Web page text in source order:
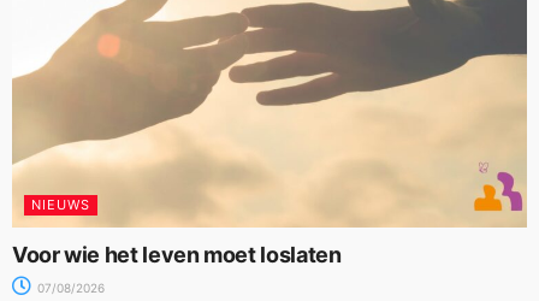
NIEUWS
Voor wie het leven moet loslaten
07/08/2026